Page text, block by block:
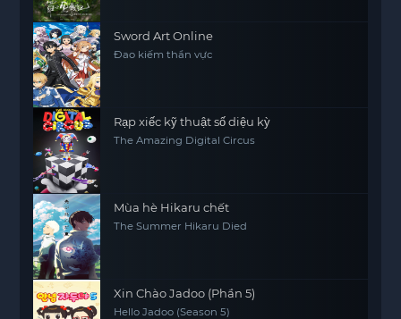
Sword Art Online
Đao kiếm thần vực
Rạp xiếc kỹ thuật số diệu kỳ
The Amazing Digital Circus
Mùa hè Hikaru chết
The Summer Hikaru Died
Xin Chào Jadoo (Phần 5)
Hello Jadoo (Season 5)